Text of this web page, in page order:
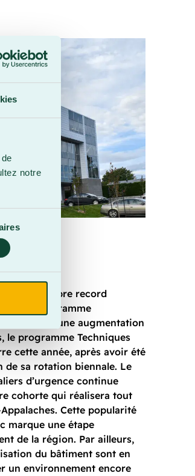
notre
un nombre record
Le programme
voit une augmentation
le programme Techniques
cette année, après avoir été
de sa rotation biennale. Le
d’urgence continue
cohorte qui réalisera tout
Cette popularité
marque une étape
de la région. Par ailleurs,
du bâtiment sont en
un environnement encore